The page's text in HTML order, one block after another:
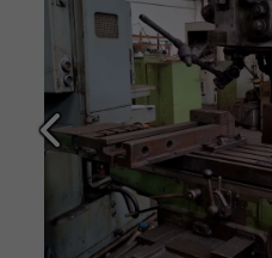
Prethodna